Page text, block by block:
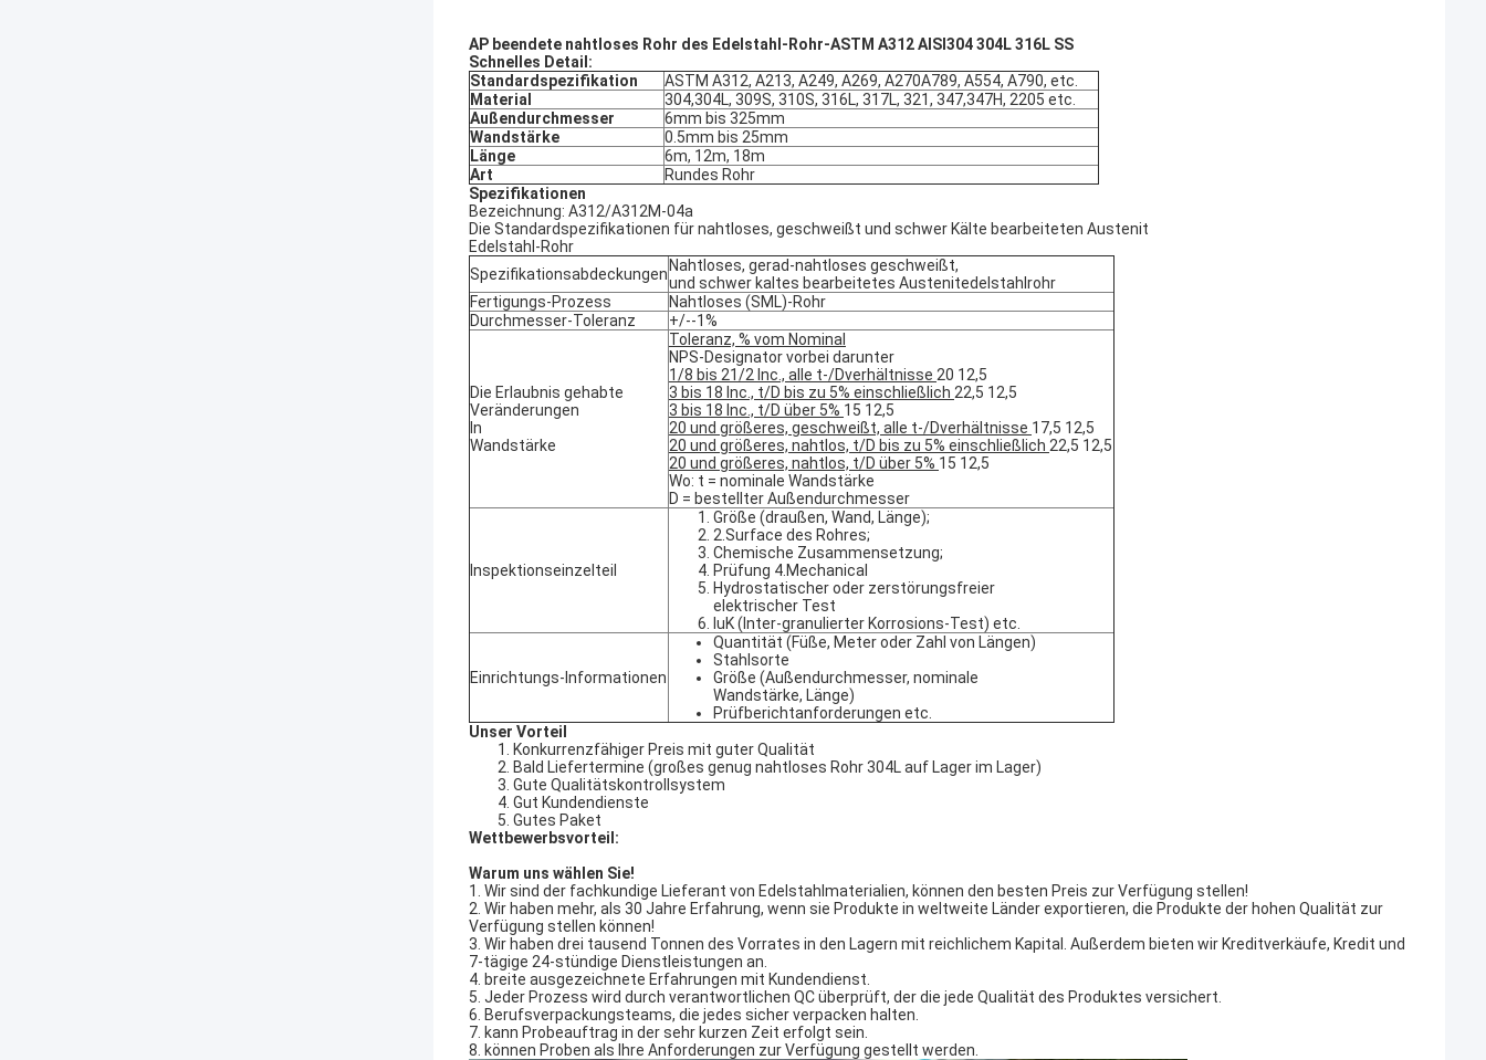
AP beendete nahtloses Rohr des Edelstahl-Rohr-ASTM A312 AISI304 304L 316L SS
Schnelles Detail:
Standardspezifikation
ASTM A312, A213, A249, A269, A270A789, A554, A790, etc.
Material
304,304L, 309S, 310S, 316L, 317L, 321, 347,347H, 2205 etc.
Außendurchmesser
6mm bis 325mm
Wandstärke
0.5mm bis 25mm
Länge
6m, 12m, 18m
Art
Rundes Rohr
Spezifikationen
Bezeichnung: A312/A312M-04a
Die Standardspezifikationen für nahtloses, geschweißt und schwer Kälte bearbeiteten Austenit
Edelstahl-Rohr
Spezifikationsabdeckungen Nahtloses, gerad-nahtloses geschweißt,
und schwer kaltes bearbeitetes Austenitedelstahlrohr
Fertigungs-Prozess
Nahtloses (SML)-Rohr
Durchmesser-Toleranz
+/--1%
Die Erlaubnis gehabte
Veränderungen
In
Wandstärke
Toleranz, % vom Nominal
NPS-Designator vorbei darunter
1/8 bis 21/2 Inc., alle t-/Dverhältnisse 20 12,5
3 bis 18 Inc., t/D bis zu 5% einschließlich 22,5 12,5
3 bis 18 Inc., t/D über 5% 15 12,5
20 und größeres, geschweißt, alle t-/Dverhältnisse 17,5 12,5
20 und größeres, nahtlos, t/D bis zu 5% einschließlich 22,5 12,5
20 und größeres, nahtlos, t/D über 5% 15 12,5
Wo: t = nominale Wandstärke
D = bestellter Außendurchmesser
Inspektionseinzelteil
Größe (draußen, Wand, Länge);
2.Surface des Rohres;
Chemische Zusammensetzung;
Prüfung 4.Mechanical
Hydrostatischer oder zerstörungsfreier
elektrischer Test
IuK (Inter-granulierter Korrosions-Test) etc.
Einrichtungs-Informationen
Quantität (Füße, Meter oder Zahl von Längen)
Stahlsorte
Größe (Außendurchmesser, nominale
Wandstärke, Länge)
Prüfberichtanforderungen etc.
Unser Vorteil
Konkurrenzfähiger Preis mit guter Qualität
Bald Liefertermine (großes genug nahtloses Rohr 304L auf Lager im Lager)
Gute Qualitätskontrollsystem
Gut Kundendienste
Gutes Paket
Wettbewerbsvorteil:
Warum uns wählen Sie!
1. Wir sind der fachkundige Lieferant von Edelstahlmaterialien, können den besten Preis zur Verfügung stellen!
2. Wir haben mehr, als 30 Jahre Erfahrung, wenn sie Produkte in weltweite Länder exportieren, die Produkte der hohen Qualität zur
Verfügung stellen können!
3. Wir haben drei tausend Tonnen des Vorrates in den Lagern mit reichlichem Kapital. Außerdem bieten wir Kreditverkäufe, Kredit und
7-tägige 24-stündige Dienstleistungen an.
4. breite ausgezeichnete Erfahrungen mit Kundendienst.
5. Jeder Prozess wird durch verantwortlichen QC überprüft, der die jede Qualität des Produktes versichert.
6. Berufsverpackungsteams, die jedes sicher verpacken halten.
7. kann Probeauftrag in der sehr kurzen Zeit erfolgt sein.
8. können Proben als Ihre Anforderungen zur Verfügung gestellt werden.